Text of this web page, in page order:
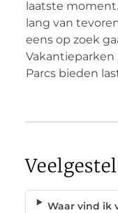
laatste
lang van
eens op zoek
Vakantieparken
Parcs bieden
Waar vind ik